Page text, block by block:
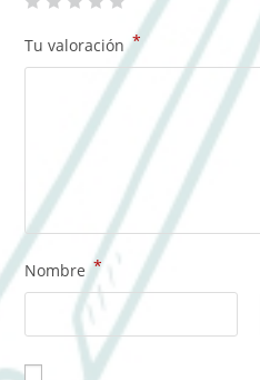
Tu valoración*
Nombre*